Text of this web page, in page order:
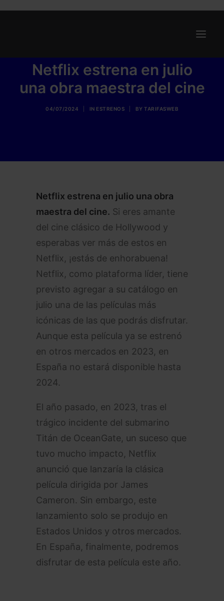
Ofertas
Netflix estrena en julio
una obra maestra del cine
04/07/2024 IN ESTRENOS BY TARIFASWEB
Netflix estrena en julio una obra
maestra del cine. Si eres amante
del cine clásico de Hollywood y
esperabas ver más de estos en
Netflix, ¡estás de enhorabuena!
Netflix, como plataforma líder, tiene
previsto agregar a su catálogo en
julio una de las películas más
icónicas de las que podrás disfrutar.
Aunque esta película ya se estrenó
en otros mercados en 2023, en
España no estará disponible hasta
2024.
El año pasado, en 2023, tras el
trágico incidente del submarino
Titán de OceanGate, un suceso que
tuvo mucho impacto, Netflix
anunció que lanzaría la clásica
película dirigida por James
Cameron. Sin embargo, este
lanzamiento solo se produjo en
Estados Unidos y otros mercados.
En España, finalmente, podremos
disfrutar de esta película este año.